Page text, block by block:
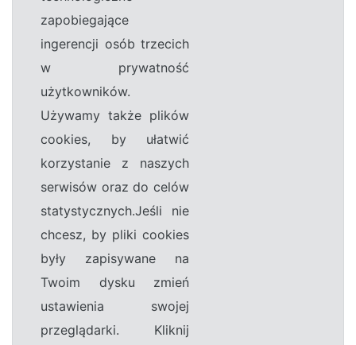
zapobiegające
ingerencji osób trzecich
w prywatność
użytkowników.
Używamy także plików
cookies, by ułatwić
korzystanie z naszych
serwisów oraz do celów
statystycznych.Jeśli nie
chcesz, by pliki cookies
były zapisywane na
Twoim dysku zmień
ustawienia swojej
przeglądarki. Kliknij